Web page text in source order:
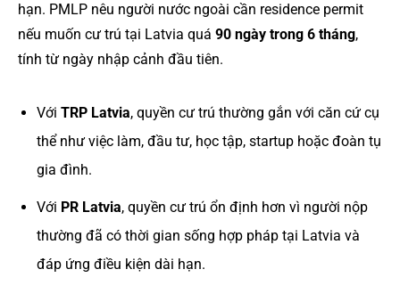
hạn. PMLP nêu người nước ngoài cần residence permit
nếu muốn cư trú tại Latvia quá 90 ngày trong 6 tháng,
tính từ ngày nhập cảnh đầu tiên.
Với TRP Latvia, quyền cư trú thường gắn với căn cứ cụ
thể như việc làm, đầu tư, học tập, startup hoặc đoàn tụ
gia đình.
Với PR Latvia, quyền cư trú ổn định hơn vì người nộp
thường đã có thời gian sống hợp pháp tại Latvia và
đáp ứng điều kiện dài hạn.